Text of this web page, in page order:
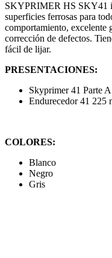
SKYPRIMER HS SKY41
superficies ferrosas para
comportamiento, excelente
corrección de defectos.
fácil de lijar.
PRESENTACIONES:
Skyprimer 41 Parte
Endurecedor 41 225
COLORES:
Blanco
Negro
Gris